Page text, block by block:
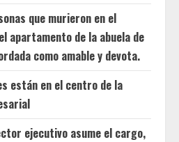
que murieron en el
apartamento de la abuela de
como amable y devota.
están en el centro de la
ejecutivo asume el cargo,